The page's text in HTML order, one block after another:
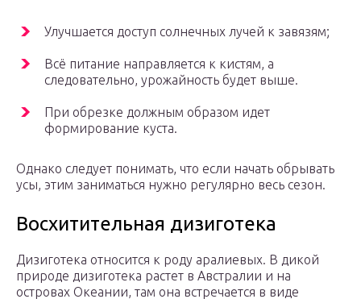
Улучшается доступ солнечных лучей к завязям;
Всё питание направляется к кистям, а
следовательно, урожайность будет выше.
При обрезке должным образом идет
формирование куста.
Однако следует понимать, что если начать обрывать
усы, этим заниматься нужно регулярно весь сезон.
Восхитительная дизиготека
Дизиготека относится к роду аралиевых. В дикой
природе дизиготека растет в Австралии и на
островах Океании, там она встречается в виде